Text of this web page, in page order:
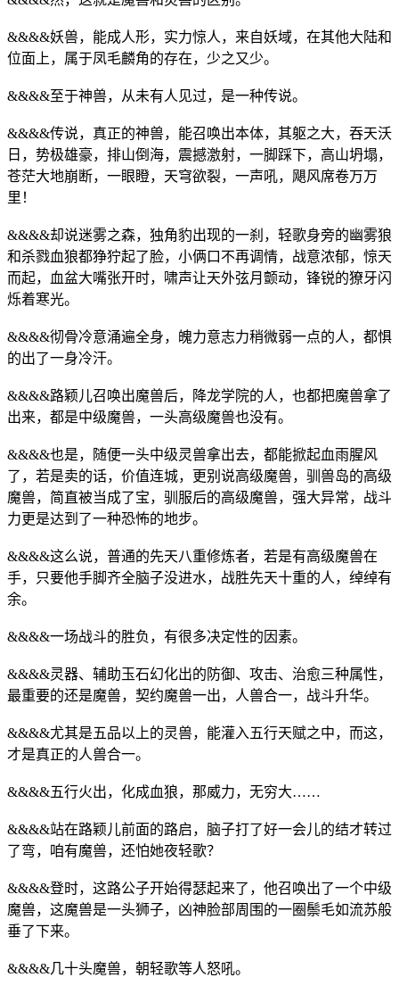
&&&&妖兽，能成人形，实力惊人，来自妖域，在其他大陆和
位面上，属于凤毛麟角的存在，少之又少。
&&&&至于神兽，从未有人见过，是一种传说。
&&&&传说，真正的神兽，能召唤出本体，其躯之大，吞天沃
日，势极雄豪，排山倒海，震撼激射，一脚踩下，高山坍塌，
苍茫大地崩断，一眼瞪，天穹欲裂，一声吼，飓风席卷万万
里！
&&&&却说迷雾之森，独角豹出现的一刹，轻歌身旁的幽雾狼
和杀戮血狼都狰狞起了脸，小俩口不再调情，战意浓郁，惊天
而起，血盆大嘴张开时，啸声让天外弦月颤动，锋锐的獠牙闪
烁着寒光。
&&&&彻骨冷意涌遍全身，魄力意志力稍微弱一点的人，都惧
的出了一身冷汗。
&&&&路颖儿召唤出魔兽后，降龙学院的人，也都把魔兽拿了
出来，都是中级魔兽，一头高级魔兽也没有。
&&&&也是，随便一头中级灵兽拿出去，都能掀起血雨腥风
了，若是卖的话，价值连城，更别说高级魔兽，驯兽岛的高级
魔兽，简直被当成了宝，驯服后的高级魔兽，强大异常，战斗
力更是达到了一种恐怖的地步。
&&&&这么说，普通的先天八重修炼者，若是有高级魔兽在
手，只要他手脚齐全脑子没进水，战胜先天十重的人，绰绰有
余。
&&&&一场战斗的胜负，有很多决定性的因素。
&&&&灵器、辅助玉石幻化出的防御、攻击、治愈三种属性，
最重要的还是魔兽，契约魔兽一出，人兽合一，战斗升华。
&&&&尤其是五品以上的灵兽，能灌入五行天赋之中，而这，
才是真正的人兽合一。
&&&&五行火出，化成血狼，那威力，无穷大……
&&&&站在路颖儿前面的路启，脑子打了好一会儿的结才转过
了弯，咱有魔兽，还怕她夜轻歌？
&&&&登时，这路公子开始得瑟起来了，他召唤出了一个中级
魔兽，这魔兽是一头狮子，凶神脸部周围的一圈鬃毛如流苏般
垂了下来。
&&&&几十头魔兽，朝轻歌等人怒吼。